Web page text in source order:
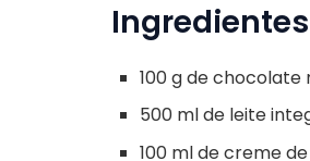
Ingredientes
100 g de chocolate
500 ml de leite
100 ml de creme